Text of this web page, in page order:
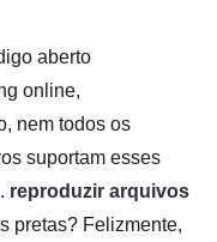
aberto
online,
nem todos os
suportam esses
reproduzir arquivos
pretas? Felizmente,